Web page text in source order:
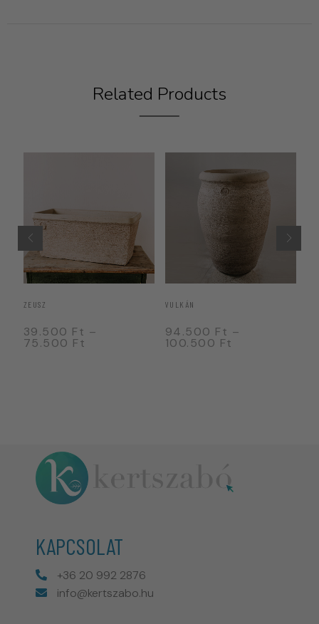
Related Products
ZEUSZ
39.500 Ft –
75.500 Ft
VULKÁN
94.500 Ft –
100.500 Ft
KAPCSOLAT
+36 20 992 2876
info@kertszabo.hu